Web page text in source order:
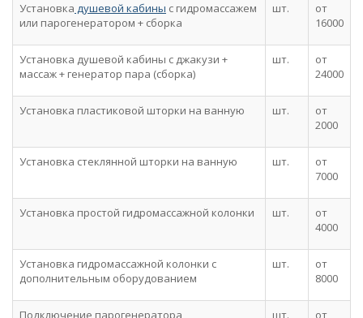
Установка душевой кабины с гидромассажем
или парогенератором + сборка
шт.
от
16000
Установка душевой кабины с джакузи +
массаж + генератор пара (сборка)
шт.
от
24000
Установка пластиковой шторки на ванную шт.
от
2000
Установка стеклянной шторки на ванную шт.
от
7000
Установка простой гидромассажной колонки шт.
от
4000
Установка гидромассажной колонки с
дополнительным оборудованием
шт.
от
8000
Подключение парогенератора шт. от